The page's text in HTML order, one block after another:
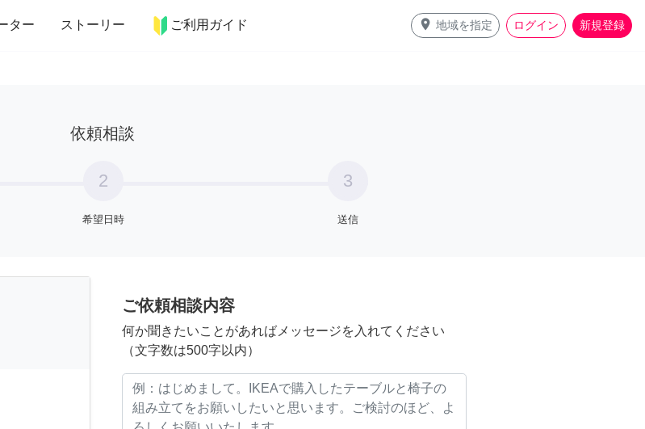
ター ストーリー ご利用ガイド place 地域を指定 ログイン 新規登録
趣味・習い事 ペット 料理
依頼相談
2
希望日時
3
送信
ご依頼相談内容
何か聞きたいことがあればメッセージを入れてください
（文字数は500字以内）